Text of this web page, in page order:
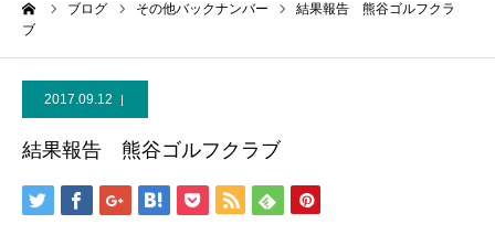
ブログ その他バックナンバー
結果報告 熊谷ゴルフクラ
ブ
2017.09.12
結果報告 熊谷ゴルフクラブ